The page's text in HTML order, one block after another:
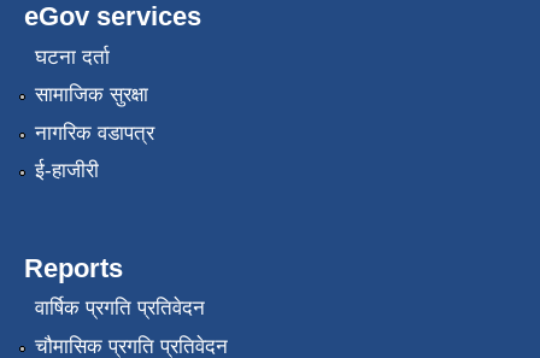
eGov services
घटना दर्ता
सामाजिक सुरक्षा
नागरिक वडापत्र
ई-हाजीरी
Reports
वार्षिक प्रगति प्रतिवेदन
चौमासिक प्रगति प्रतिवेदन